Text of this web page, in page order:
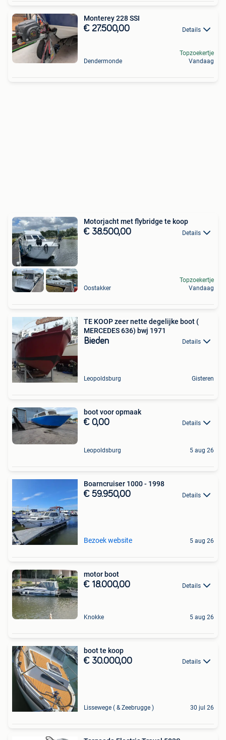
Monterey 228 SSI
€ 27.500,00 Details
Dendermonde
Topzoekertje
Vandaag
Motorjacht met flybridge te koop
€ 38.500,00 Details
Oostakker
Topzoekertje
Vandaag
TE KOOP zeer nette degelijke boot (
MERCEDES 636) bwj 1971
Bieden Details
Leopoldsburg Gisteren
boot voor opmaak
€ 0,00 Details
Leopoldsburg 5 aug 26
Boarncruiser 1000 - 1998
€ 59.950,00 Details
Bezoek website 5 aug 26
motor boot
€ 18.000,00 Details
Knokke 5 aug 26
boot te koop
€ 30.000,00 Details
Lissewege ( & Zeebrugge ) 30 jul 26